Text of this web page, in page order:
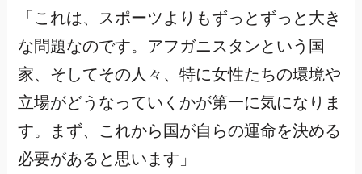
「これは、スポーツよりもずっとずっと大き
な問題なのです。アフガニスタンという国
家、そしてその人々、特に女性たちの環境や
立場がどうなっていくかが第一に気になりま
す。まず、これから国が自らの運命を決める
必要があると思います」